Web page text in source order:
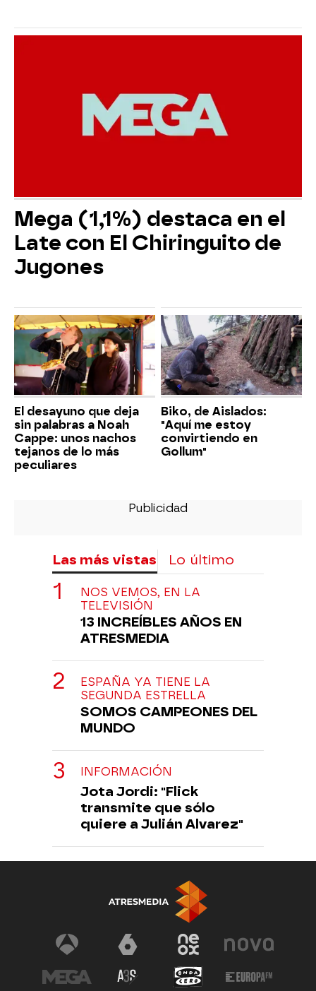
Mega (1,1%) destaca en el
Late con El Chiringuito de
Jugones
El desayuno que deja
sin palabras a Noah
Cappe: unos nachos
tejanos de lo más
peculiares
Biko, de Aislados:
"Aquí me estoy
convirtiendo en
Gollum"
Las más vistas Lo último
NOS VEMOS, EN LA
TELEVISIÓN
13 INCREÍBLES AÑOS EN
ATRESMEDIA
ESPAÑA YA TIENE LA
SEGUNDA ESTRELLA
SOMOS CAMPEONES DEL
MUNDO
INFORMACIÓN
Jota Jordi: "Flick
transmite que sólo
quiere a Julián Alvarez"